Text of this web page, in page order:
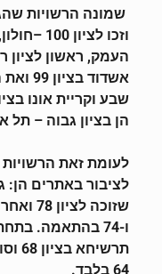
שמונה הרשויות
וזכו
העמק, ראשון לציון
אשדוד
הן בציון גבוה – תל אביב
לעומת זאת
ו-74 בהתאמה.
64 בלבד.